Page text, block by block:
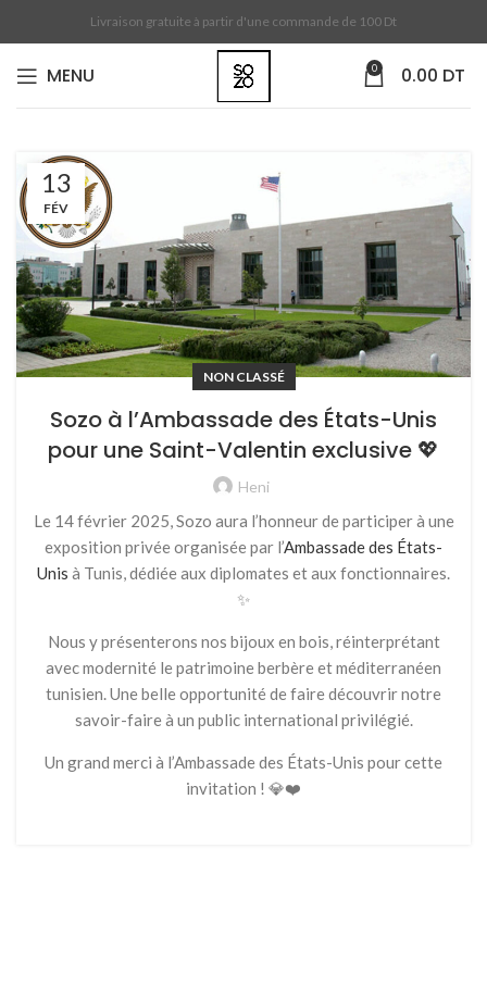
Livraison gratuite à partir d'une commande de 100 Dt
MENU 0 0.00 DT
13
FÉV
NON CLASSÉ
Sozo à l’Ambassade des États-Unis
pour une Saint-Valentin exclusive 💖
Heni
Le 14 février 2025, Sozo aura l’honneur de participer à une
exposition privée organisée par l’Ambassade des États-
Unis à Tunis, dédiée aux diplomates et aux fonctionnaires.
✨
Nous y présenterons nos bijoux en bois, réinterprétant
avec modernité le patrimoine berbère et méditerranéen
tunisien. Une belle opportunité de faire découvrir notre
savoir-faire à un public international privilégié.
Un grand merci à l’Ambassade des États-Unis pour cette
invitation ! 💎❤️